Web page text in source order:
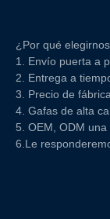
¿Por qué
1. Envío puerta a
2. Entrega a
3. Precio de
4. Gafas de alta
5. OEM, ODM
6.Le